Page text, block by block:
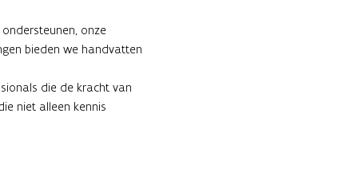
onze
bieden we handvatten
die de kracht van
niet alleen kennis